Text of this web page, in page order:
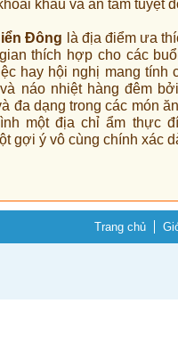
khẩu và an tâm tuyệt
Đông là địa điểm ưa
thích hợp cho các
hay hội nghị mang tính
náo nhiệt hàng đêm
đa dạng trong các món
một địa chỉ ẩm thực
gợi ý vô cùng chính xác
Trang chủ